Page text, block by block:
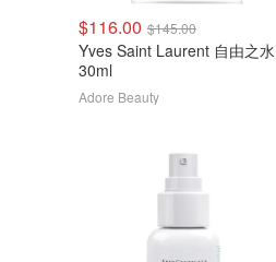
$116.00 $145.00
Yves Saint Laurent 自由之水
30ml
Adore Beauty